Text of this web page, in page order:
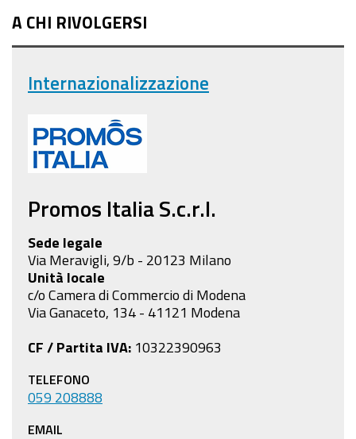
A CHI RIVOLGERSI
Internazionalizzazione
Promos Italia S.c.r.l.
Sede legale
Via Meravigli, 9/b - 20123 Milano
Unità locale
c/o Camera di Commercio di Modena
Via Ganaceto, 134 - 41121 Modena
CF / Partita IVA: 10322390963
TELEFONO
059 208888
EMAIL